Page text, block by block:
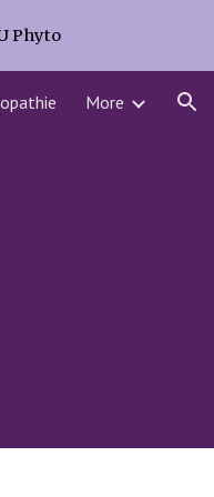
Phyto
More